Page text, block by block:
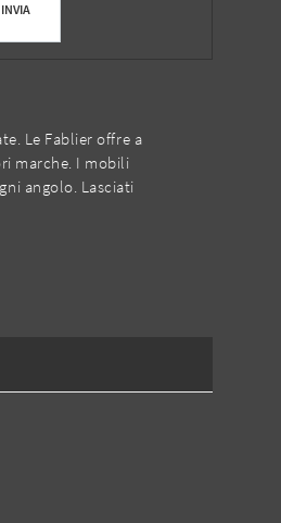
INVIA
Le Fablier offre a
marche. I mobili
angolo. Lasciati